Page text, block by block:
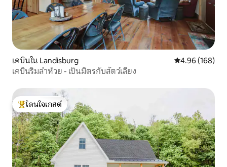
เคบินใน Landisburg คะแนนเฉลี่ย
4.96 (168)
เคบินริมลำห้วย - เป็นมิตรกับสัตว์เลี้ยง
โดนใจเกสต์ที่สุด
โดนใจเกสต์